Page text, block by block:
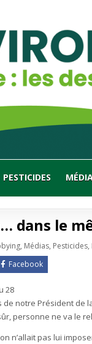
PESTICIDES
dans le
, Médias, Pesticides,
Facebook
28
de notre Président de
personne ne va le
n’allait pas lui